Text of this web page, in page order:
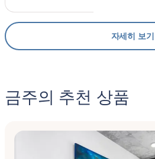
자세히 보기
금주의 추천 상품